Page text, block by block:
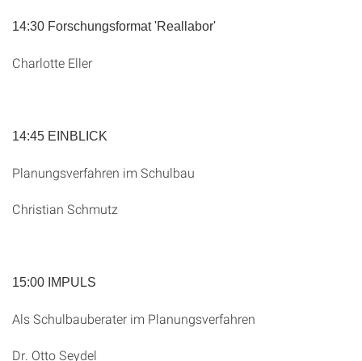
14:30 Forschungsformat 'Reallabor'
Charlotte Eller
14:45 EINBLICK
Planungsverfahren im Schulbau
Christian Schmutz
15:00 IMPULS
Als Schulbauberater im Planungsverfahren
Dr. Otto Seydel